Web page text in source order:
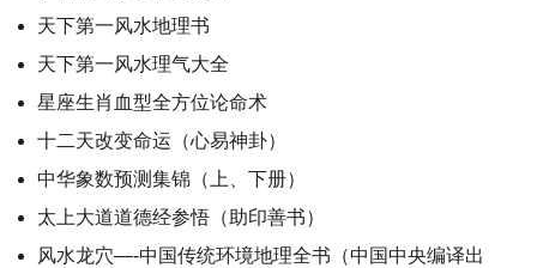
天下第一风水地理书
天下第一风水理气大全
星座生肖血型全方位论命术
十二天改变命运（心易神卦）
中华象数预测集锦（上、下册）
太上大道道德经参悟（助印善书）
风水龙穴—-中国传统环境地理全书（中国中央编译出